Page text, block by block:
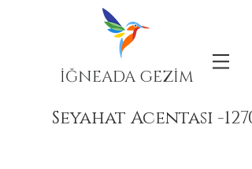
İĞNEADA GEZİM
Seyahat Acentası -